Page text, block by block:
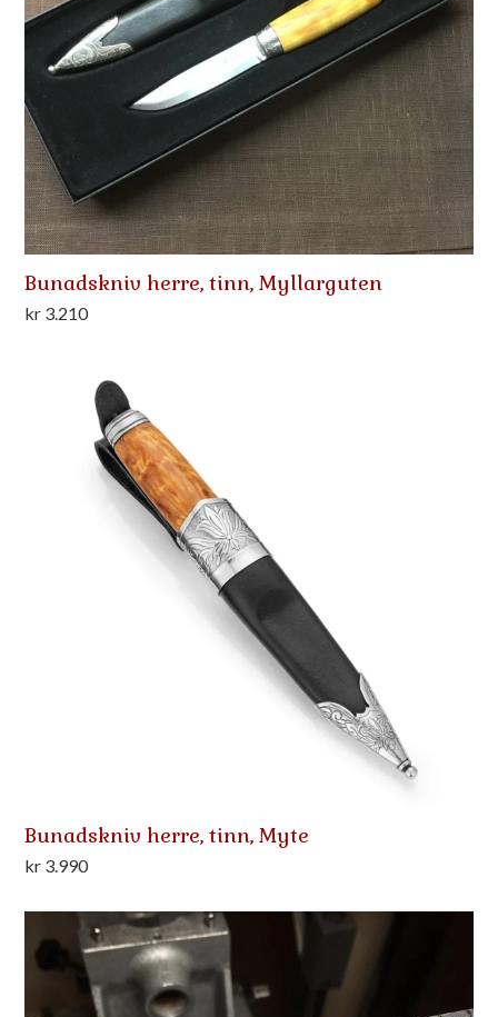
Bunadskniv herre, tinn, Myllarguten
kr 3.210
Bunadskniv herre, tinn, Myte
kr 3.990